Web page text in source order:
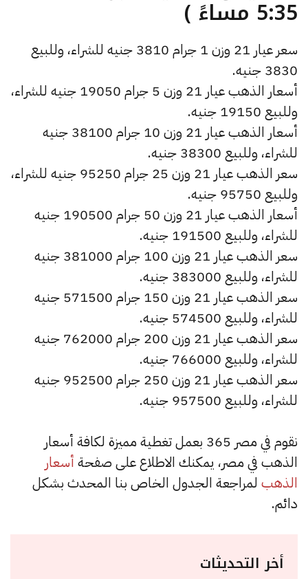
5:35 مساءً )
سعر عيار 21 وزن 1 جرام 3810 جنيه للشراء، وللبيع
3830 جنيه.
أسعار الذهب عيار 21 وزن 5 جرام 19050 جنيه للشراء،
وللبيع 19150 جنيه.
أسعار الذهب عيار 21 وزن 10 جرام 38100 جنيه
للشراء، وللبيع 38300 جنيه.
سعر الذهب عيار 21 وزن 25 جرام 95250 جنيه للشراء،
وللبيع 95750 جنيه.
أسعار الذهب عيار 21 وزن 50 جرام 190500 جنيه
للشراء، وللبيع 191500 جنيه.
سعر الذهب عيار 21 وزن 100 جرام 381000 جنيه
للشراء، وللبيع 383000 جنيه.
سعر الذهب عيار 21 وزن 150 جرام 571500 جنيه
للشراء، وللبيع 574500 جنيه.
سعر الذهب عيار 21 وزن 200 جرام 762000 جنيه
للشراء، وللبيع 766000 جنيه.
سعر الذهب عيار 21 وزن 250 جرام 952500 جنيه
للشراء، وللبيع 957500 جنيه.
نقوم في مصر 365 بعمل تغطية مميزة لكافة أسعار
الذهب في مصر، يمكنك الاطلاع على صفحة أسعار
الذهب لمراجعة الجدول الخاص بنا المحدث بشكل
دائم.
أخر التحديثات